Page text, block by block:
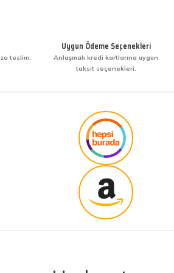
hakkıyla
var.
teslim.
Uygun Ödeme Seçenekleri
Anlaşmalı kredi kartlarına uygun
taksit seçenekleri.